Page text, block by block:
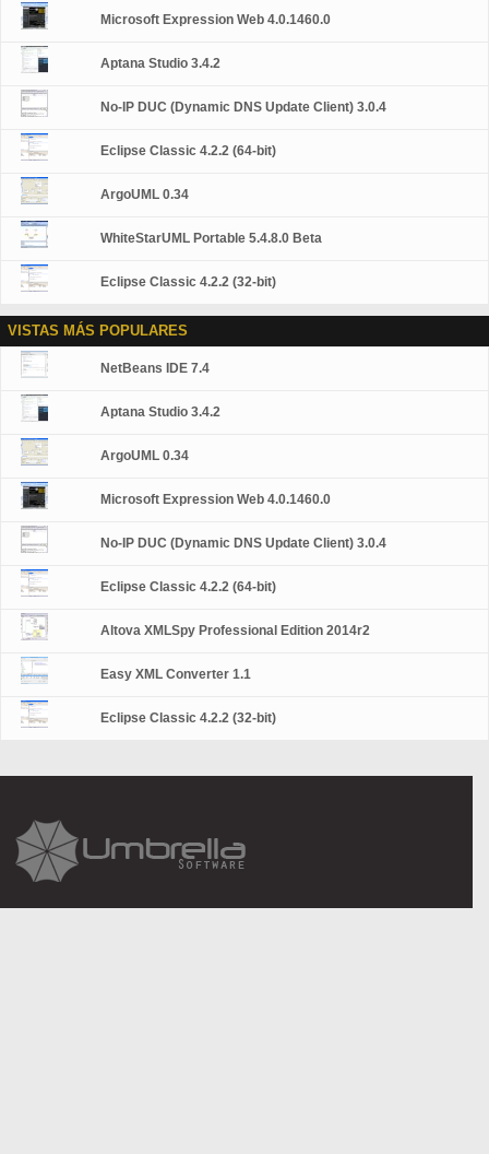
Microsoft Expression Web 4.0.1460.0
Aptana Studio 3.4.2
No-IP DUC (Dynamic DNS Update Client) 3.0.4
Eclipse Classic 4.2.2 (64-bit)
ArgoUML 0.34
WhiteStarUML Portable 5.4.8.0 Beta
Eclipse Classic 4.2.2 (32-bit)
VISTAS MÁS POPULARES
NetBeans IDE 7.4
Aptana Studio 3.4.2
ArgoUML 0.34
Microsoft Expression Web 4.0.1460.0
No-IP DUC (Dynamic DNS Update Client) 3.0.4
Eclipse Classic 4.2.2 (64-bit)
Altova XMLSpy Professional Edition 2014r2
Easy XML Converter 1.1
Eclipse Classic 4.2.2 (32-bit)